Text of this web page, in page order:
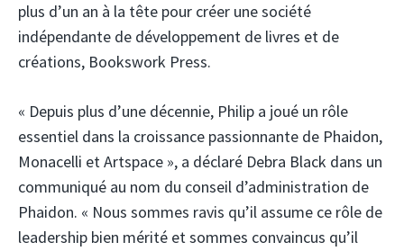
plus d’un an à la tête pour créer une société
indépendante de développement de livres et de
créations, Bookswork Press.
« Depuis plus d’une décennie, Philip a joué un rôle
essentiel dans la croissance passionnante de Phaidon,
Monacelli et Artspace », a déclaré Debra Black dans un
communiqué au nom du conseil d’administration de
Phaidon. « Nous sommes ravis qu’il assume ce rôle de
leadership bien mérité et sommes convaincus qu’il